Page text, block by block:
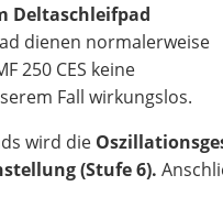
Deltaschleifpad
dienen normalerweise
250 CES keine
Fall wirkungslos.
wird die
(Stufe 6).